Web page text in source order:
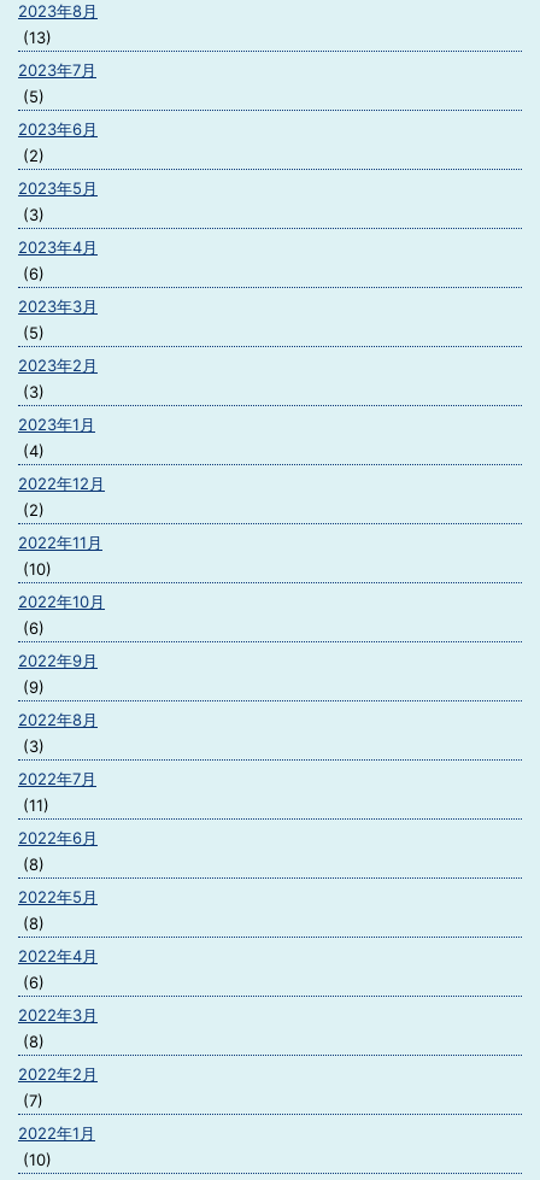
2023年8月
(13)
2023年7月
(5)
2023年6月
(2)
2023年5月
(3)
2023年4月
(6)
2023年3月
(5)
2023年2月
(3)
2023年1月
(4)
2022年12月
(2)
2022年11月
(10)
2022年10月
(6)
2022年9月
(9)
2022年8月
(3)
2022年7月
(11)
2022年6月
(8)
2022年5月
(8)
2022年4月
(6)
2022年3月
(8)
2022年2月
(7)
2022年1月
(10)